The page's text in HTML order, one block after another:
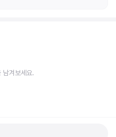
남겨보세요.